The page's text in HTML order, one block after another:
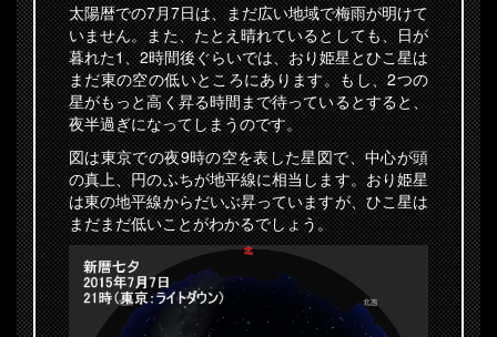
太陽暦での7月7日は、まだ広い地域で梅雨が明けて
いません。また、たとえ晴れているとしても、日が
暮れた1、2時間後ぐらいでは、おり姫星とひこ星は
まだ東の空の低いところにあります。もし、2つの
星がもっと高く昇る時間まで待っているとすると、
夜半過ぎになってしまうのです。
図は東京での夜9時の空を表した星図で、中心が頭
の真上、円のふちが地平線に相当します。おり姫星
は東の地平線からだいぶ昇っていますが、ひこ星は
まだまだ低いことがわかるでしょう。